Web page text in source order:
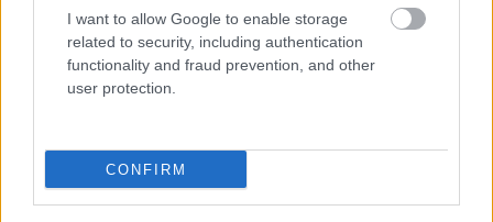
I want to allow Google to enable storage
related to security, including authentication
functionality and fraud prevention, and other
user protection.
CONFIRM
μέχρι τις εκλογές», δήλωσε κλείνοντας.